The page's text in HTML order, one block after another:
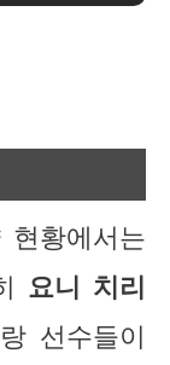
황에서는
요니 치리
선수들이